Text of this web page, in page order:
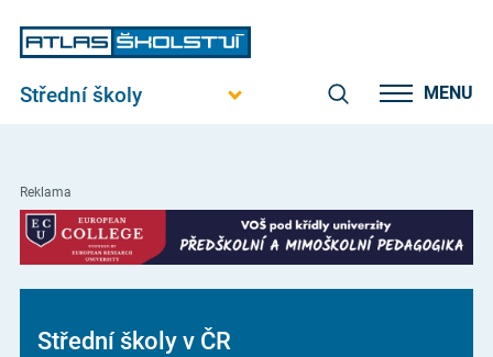
Střední školy MENU
Reklama
Střední školy v ČR